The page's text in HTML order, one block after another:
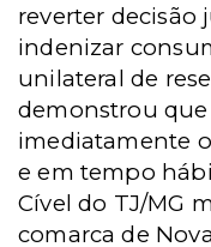
reverter decisão
indenizar
unilateral de
demonstrou
imediatamente
e em tempo
Cível do TJ/MG
comarca de